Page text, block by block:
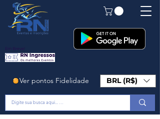
Em Breve!
Ver pontos Fidelidade BRL (R$)